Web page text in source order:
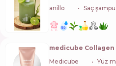
anillo
Saç
medicube
Medicube
Yüz